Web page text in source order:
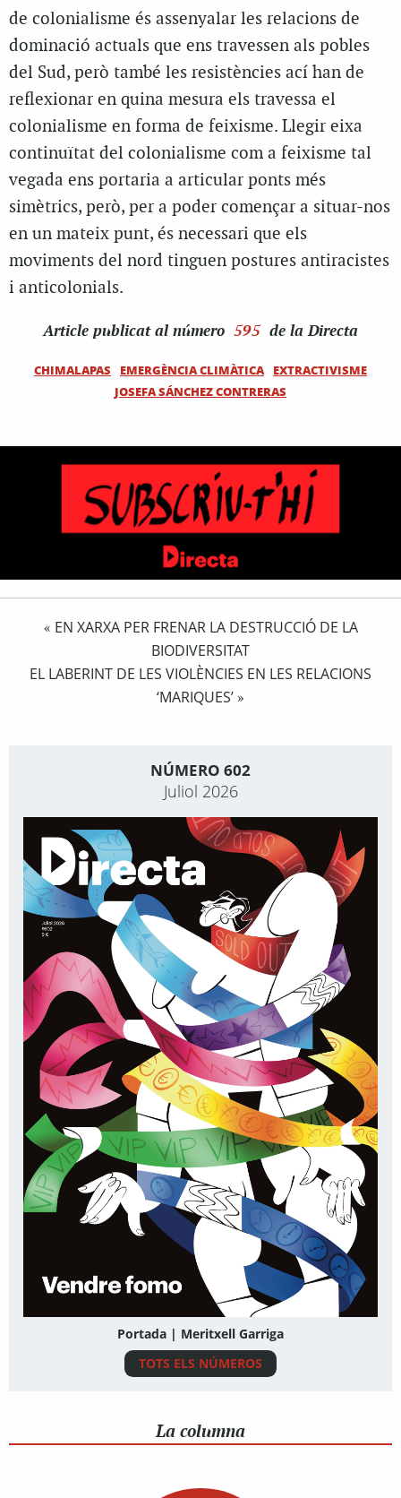
de colonialisme és assenyalar les relacions de
dominació actuals que ens travessen als pobles
del Sud, però també les resistències ací han de
reflexionar en quina mesura els travessa el
colonialisme en forma de feixisme. Llegir eixa
continuïtat del colonialisme com a feixisme tal
vegada ens portaria a articular ponts més
simètrics, però, per a poder començar a situar-nos
en un mateix punt, és necessari que els
moviments del nord tinguen postures antiracistes
i anticolonials.
Article publicat al número 595 de la Directa
CHIMALAPAS EMERGÈNCIA CLIMÀTICA
EXTRACTIVISME
JOSEFA SÁNCHEZ CONTRERAS
« EN XARXA PER FRENAR LA DESTRUCCIÓ DE LA
BIODIVERSITAT
EL LABERINT DE LES VIOLÈNCIES EN LES RELACIONS
‘MARIQUES’ »
NÚMERO 602
Juliol 2026
Portada | Meritxell Garriga
TOTS ELS NÚMEROS
La columna